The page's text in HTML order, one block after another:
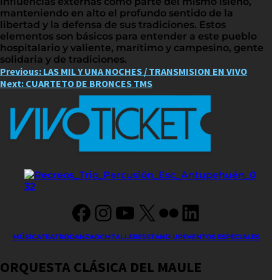
manteniendo en alto el profundo sentido de la
libertad y la defensa de sus tradiciones. Estos
elementos son básicos para entender a este pueblo
hospitalario y valiente, marítimo y campesino, gente
solidaria y de tradiciones.
Post
navigation
Previous: LAS MIL Y UNA NOCHES / TRANSMISION EN VIVO
Next: CUARTETO DE BRONCES TMS
Facebook
Instagram
YouTube
X FlickrLinkedIn
MÚSICATEATRODANZAOCMTALLERESSTAND UPEVENTOS ESPECIALES
ORQUESTA CLÁSICA DEL MAULE